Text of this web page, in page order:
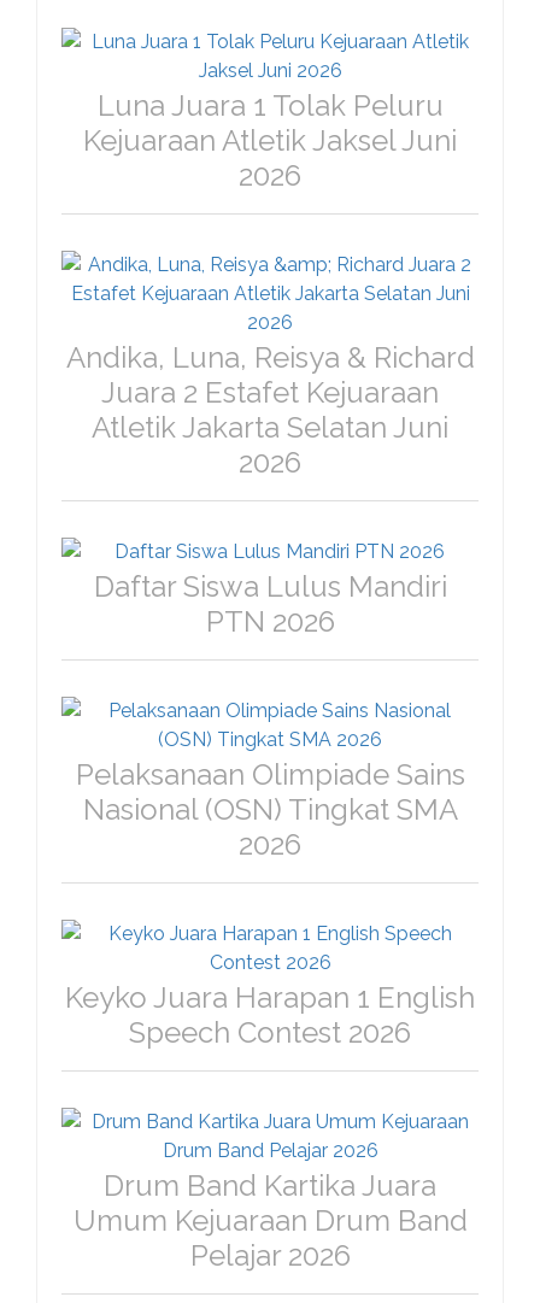
Luna Juara 1 Tolak Peluru
Kejuaraan Atletik Jaksel Juni
2026
Andika, Luna, Reisya & Richard
Juara 2 Estafet Kejuaraan
Atletik Jakarta Selatan Juni
2026
Daftar Siswa Lulus Mandiri
PTN 2026
Pelaksanaan Olimpiade Sains
Nasional (OSN) Tingkat SMA
2026
Keyko Juara Harapan 1 English
Speech Contest 2026
Drum Band Kartika Juara
Umum Kejuaraan Drum Band
Pelajar 2026